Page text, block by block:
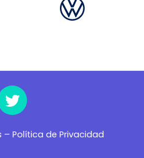
– Política de Privacidad